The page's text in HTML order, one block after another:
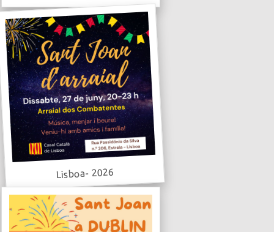
Lisboa- 2026